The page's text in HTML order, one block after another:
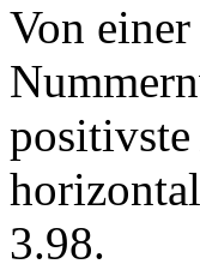
Von
3.98.